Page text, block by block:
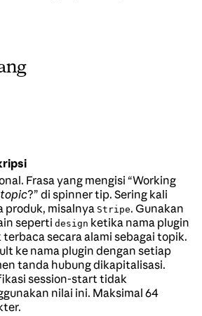
Frasa yang mengisi “Working
topic?” di spinner tip. Sering kali
produk, misalnya Stripe. Gunakan
seperti design ketika nama plugin
secara alami sebagai topik.
ke nama plugin dengan setiap
tanda hubung dikapitalisasi.
session-start tidak
nilai ini. Maksimal 64